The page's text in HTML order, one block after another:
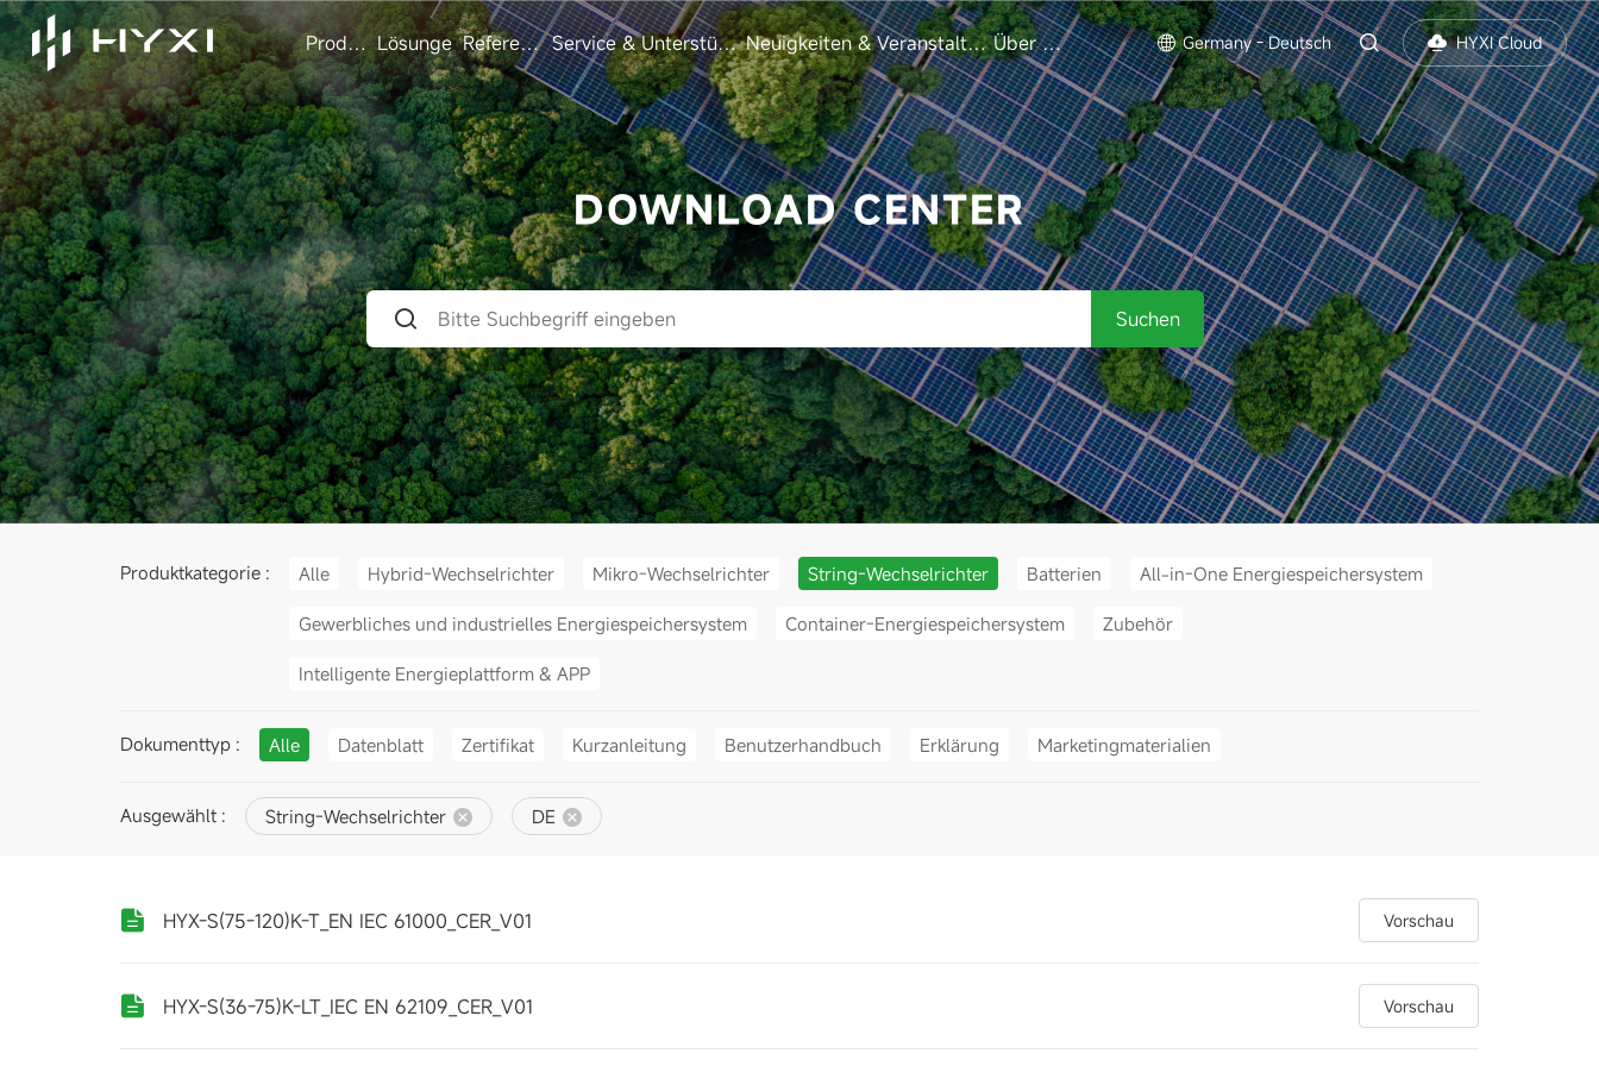
ProdukteLösungenReferenzenService & UnterstützungNeuigkeiten & VeranstaltungenÜber uns Germany - Deutsch HYXI Cloud
DOWNLOAD CENTER
Suchen
Produktkategorie : Alle Hybrid-Wechselrichter Mikro-Wechselrichter String-Wechselrichter Batterien All-in-One Energiespeichersystem
Gewerbliches und industrielles Energiespeichersystem Container-Energiespeichersystem Zubehör
Intelligente Energieplattform & APP
Dokumenttyp : Alle Datenblatt Zertifikat Kurzanleitung Benutzerhandbuch Erklärung Marketingmaterialien
Ausgewählt : String-Wechselrichter DE
HYX-S(75-120)K-T_EN IEC 61000_CER_V01 Vorschau
HYX-S(36-75)K-LT_IEC EN 62109_CER_V01 Vorschau